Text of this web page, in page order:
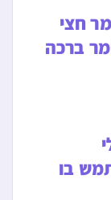
חצי
ברכה
בו